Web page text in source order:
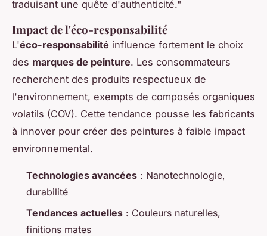
traduisant une quête d'authenticité."
Impact de l'éco-responsabilité
L'éco-responsabilité influence fortement le choix
des marques de peinture. Les consommateurs
recherchent des produits respectueux de
l'environnement, exempts de composés organiques
volatils (COV). Cette tendance pousse les fabricants
à innover pour créer des peintures à faible impact
environnemental.
Technologies avancées : Nanotechnologie,
durabilité
Tendances actuelles : Couleurs naturelles,
finitions mates